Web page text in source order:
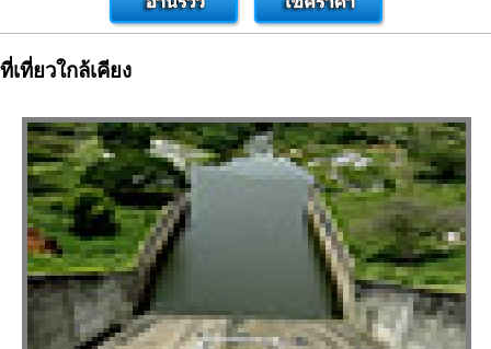
ที่เที่ยวใกล้เคียง